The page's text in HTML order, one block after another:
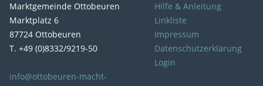
Marktgemeinde Ottobeuren
Marktplatz 6
87724 Ottobeuren
T. +49 (0)8332/9219-50
info@ottobeuren-macht-
Hilfe & Anleitung
Linkliste
Impressum
Datenschutzerklärung
Login